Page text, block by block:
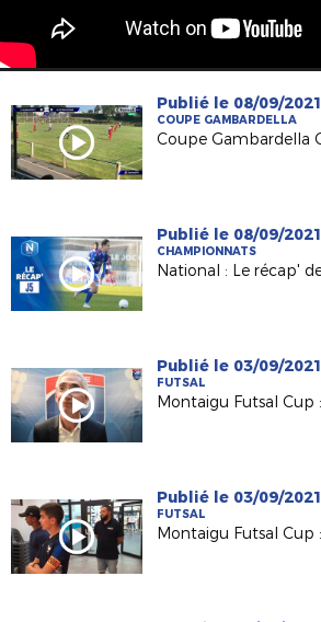
Publié le 08/09/2021
COUPE GAMBARDELLA
Publié le 08/09/2021
CHAMPIONNATS
Publié le 03/09/2021
FUTSAL
Publié le 03/09/2021
FUTSAL